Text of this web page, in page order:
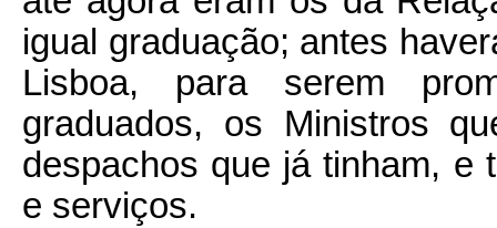
igual graduação; antes
Lisboa, para serem
graduados, os Ministros
despachos que já tinham, e
e serviços.